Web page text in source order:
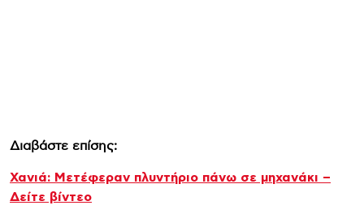
Διαβάστε επίσης:
Χανιά: Μετέφεραν πλυντήριο πάνω σε μηχανάκι –
Δείτε βίντεο